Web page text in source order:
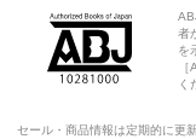
者
を
く
セール・商品情報は定期的に更